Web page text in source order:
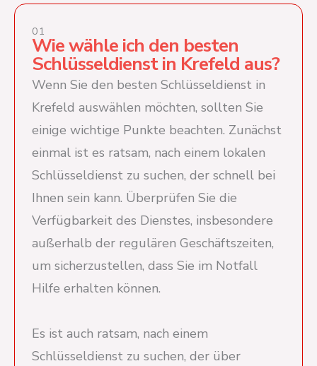
01
Wie wähle ich den besten
Schlüsseldienst in Krefeld aus?
Wenn Sie den besten Schlüsseldienst in
Krefeld auswählen möchten, sollten Sie
einige wichtige Punkte beachten. Zunächst
einmal ist es ratsam, nach einem lokalen
Schlüsseldienst zu suchen, der schnell bei
Ihnen sein kann. Überprüfen Sie die
Verfügbarkeit des Dienstes, insbesondere
außerhalb der regulären Geschäftszeiten,
um sicherzustellen, dass Sie im Notfall
Hilfe erhalten können.
Es ist auch ratsam, nach einem
Schlüsseldienst zu suchen, der über